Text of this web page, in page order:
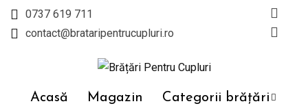
Skip
0737 619 711
contact@brataripentrucupluri.ro
Acasă Magazin Categorii brățări